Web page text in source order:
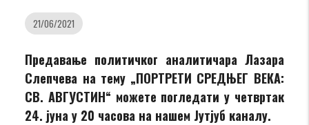
21/06/2021
Предавање политичког аналитичара Лазара
Слепчева на тему „ПОРТРЕТИ СРЕДЊЕГ ВЕКА:
СВ. АВГУСТИН“ можете погледати у четвртак
24. јуна у 20 часова на нашем Јутјуб каналу.